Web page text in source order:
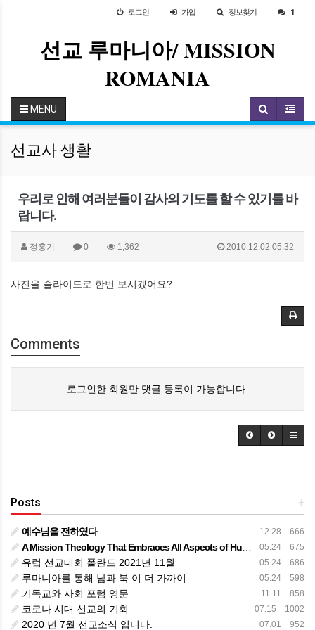
로그인 가입 정보찾기 1
선교 루마니아/ MISSION
ROMANIA
MENU
선교사 생활
우리로 인해 여러분들이 감사의 기도를 할 수 있기를 바
랍니다.
정홍기 0 1,362 2010.12.02 05:32
사진을 슬라이드로 한번 보시겠어요?
Comments
로그인한 회원만 댓글 등록이 가능합니다.
+
Posts
12.28 666
예수님을 전하였다
05.24 675
A Mission Theology That Embraces All Aspects of Human Life
05.24 686
유럽 선교대회 폴란드 2021년 11월
05.24 598
루마니아를 통해 남과 북 이 더 가까이
11.11 858
기독교와 사회 포럼 영문
07.15 1002
코로나 시대 선교의 기회
07.01 952
2020 년 7월 선교소식 입니다.